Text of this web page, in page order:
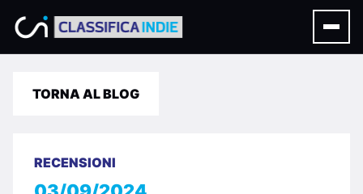
TORNA AL BLOG
RECENSIONI